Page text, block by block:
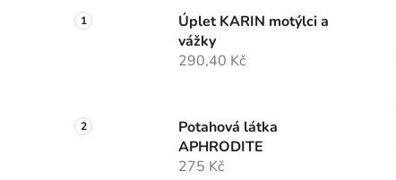
Úplet KARIN motýlci a
vážky
290,40 Kč
Potahová látka
APHRODITE
275 Kč